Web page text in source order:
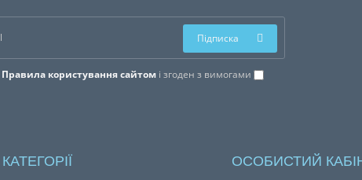
Правила користування сайтомі згоден з вимогами
Підписка
КАТЕГОРІЇ ОСОБИСТИЙ